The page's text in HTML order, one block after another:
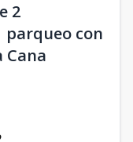
2
parqueo con